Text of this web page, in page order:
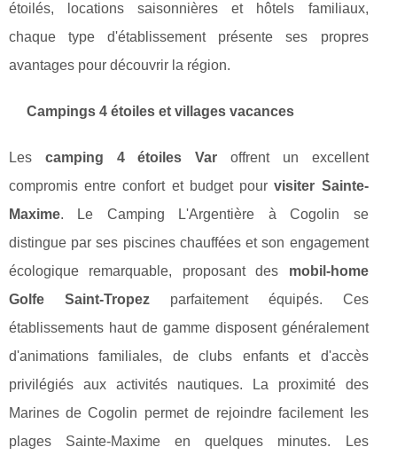
étoilés, locations saisonnières et hôtels familiaux,
chaque type d'établissement présente ses propres
avantages pour découvrir la région.
Campings 4 étoiles et villages vacances
Les camping 4 étoiles Var offrent un excellent
compromis entre confort et budget pourvisiter Sainte-
Maxime. Le Camping L'Argentière à Cogolin se
distingue par ses piscines chauffées et son engagement
écologique remarquable, proposant des mobil-home
Golfe Saint-Tropezparfaitement équipés. Ces
établissements haut de gamme disposent généralement
d'animations familiales, de clubs enfants et d'accès
privilégiés aux activités nautiques. La proximité des
Marines de Cogolin permet de rejoindre facilement les
plages Sainte-Maxime en quelques minutes. Les